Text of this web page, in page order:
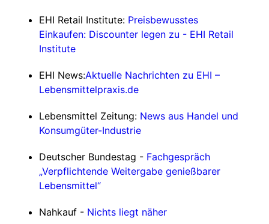
EHI Retail Institute: Preisbewusstes
Einkaufen: Discounter legen zu - EHI Retail
Institute
EHI News:Aktuelle Nachrichten zu EHI –
Lebensmittelpraxis.de
Lebensmittel Zeitung: News aus Handel und
Konsumgüter-Industrie
Deutscher Bundestag - Fachgespräch
„Verpflichtende Weitergabe genießbarer
Lebensmittel“
Nahkauf - Nichts liegt näher